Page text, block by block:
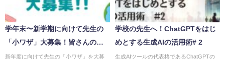
学年末〜新学期に向けて先生の
「小ワザ」大募集！皆さんのア
イディアをお寄せください
新年度に向けて先生の「小ワザ」を大募
学校の先生へ！ChatGPTをはじ
めとする生成AIの活用術# 2
生成AIツールの代表格であるChatGPTの